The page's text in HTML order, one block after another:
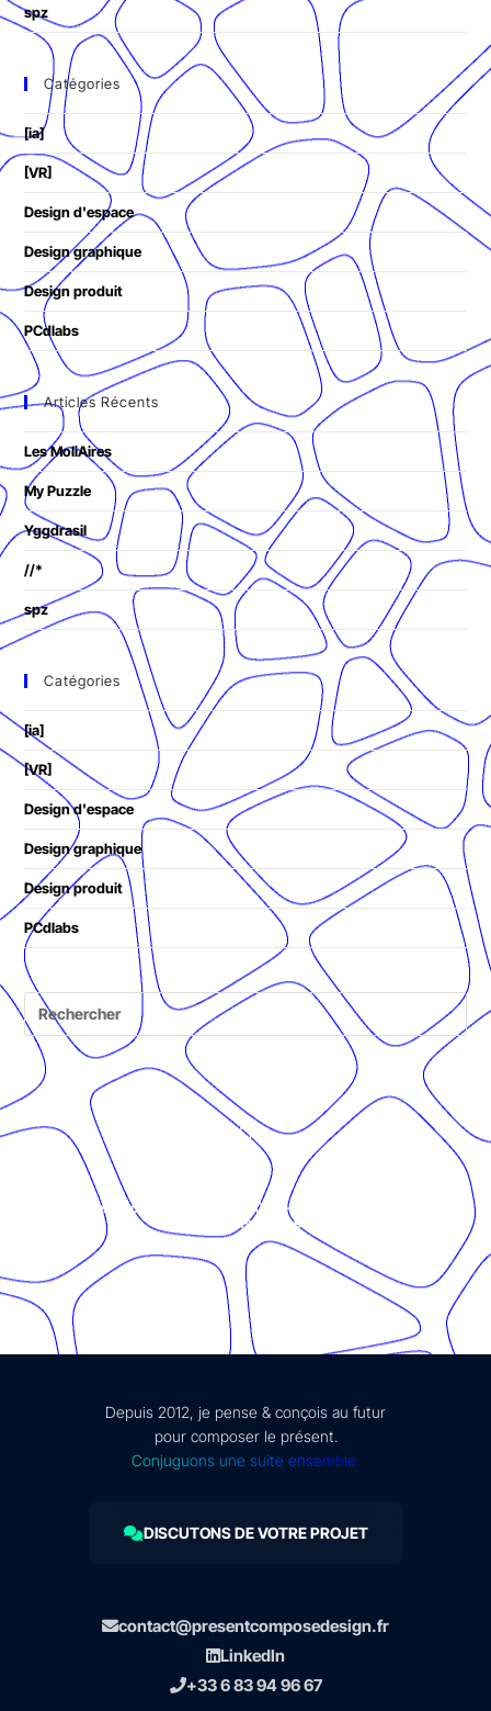
spz
Catégories
[ia]
[VR]
Design d'espace
Design graphique
Design produit
PCdlabs
Articles Récents
Les MoliAires
My Puzzle
Yggdrasil
//*
spz
Catégories
[ia]
[VR]
Design d'espace
Design graphique
Design produit
PCdlabs
© Présent Composé design - 2024 - Tous droits réservés -
mentions légales
Depuis 2012, je pense & conçois au futur
pour composer le présent.
Conjuguons une suite ensemble.
DISCUTONS DE VOTRE PROJET
contact@presentcomposedesign.fr
LinkedIn
+33 6 83 94 96 67